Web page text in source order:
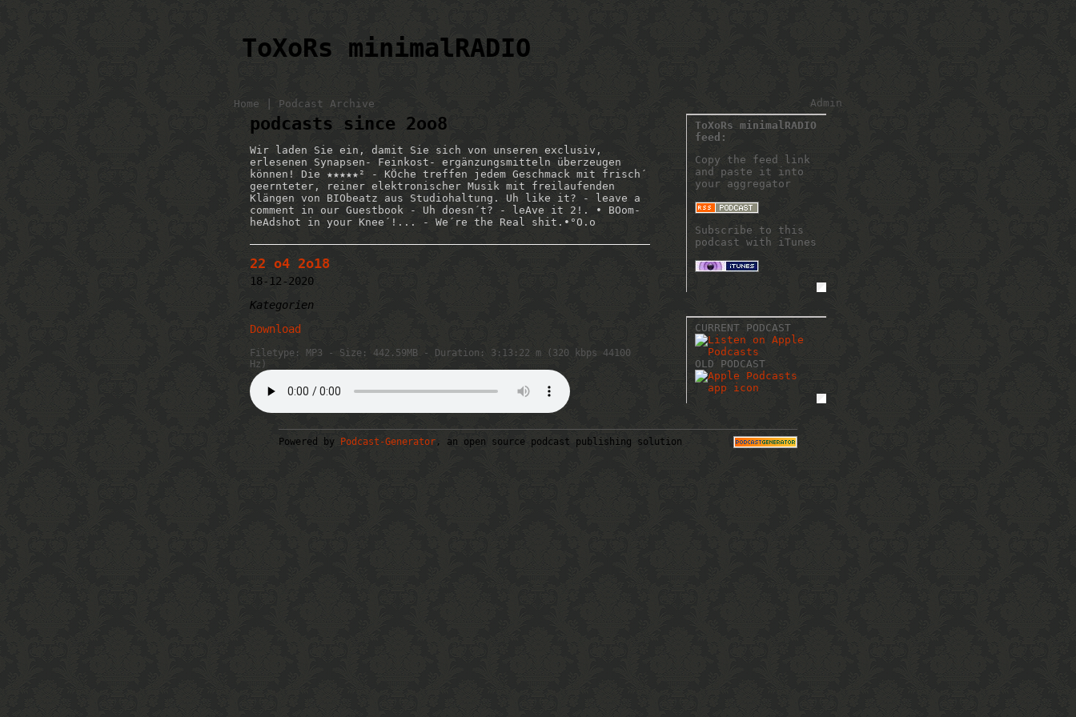
ToXoRs minimalRADIO
Admin
Home
Podcast Archive
ToXoRs minimalRADIO
feed:
Copy the feed link
and paste it into
your aggregator
Subscribe to this
podcast with iTunes
CURRENT PODCAST
OLD PODCAST
podcasts since 2oo8
Wir laden Sie ein, damit Sie sich von unseren exclusiv,
erlesenen Synapsen- Feinkost- ergänzungsmitteln überzeugen
können! Die ★★★★★² - KÖche treffen jedem Geschmack mit frisch´
geernteter, reiner elektronischer Musik mit freilaufenden
Klängen von BIObeatz aus Studiohaltung. Uh like it? - leave a
comment in our Guestbook - Uh doesn´t? - leAve it 2!. • BOom-
heAdshot in your Knee´!... - We´re the Real shit.•°O.o
22 o4 2o18
18-12-2020
Kategorien
Download
Filetype: MP3 - Size: 442.59MB - Duration: 3:13:22 m (320 kbps 44100
Hz)
Powered by Podcast-Generator , an open source podcast publishing solution